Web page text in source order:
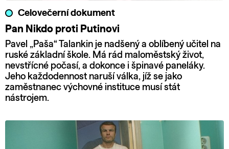
Celovečerní dokument
Pan Nikdo proti Putinovi
Pavel „Paša“ Talankin je nadšený a oblíbený učitel na
ruské základní škole. Má rád maloměstský život,
nevstřícné počasí, a dokonce i špinavé paneláky.
Jeho každodennost naruší válka, jíž se jako
zaměstnanec výchovné instituce musí stát
nástrojem.